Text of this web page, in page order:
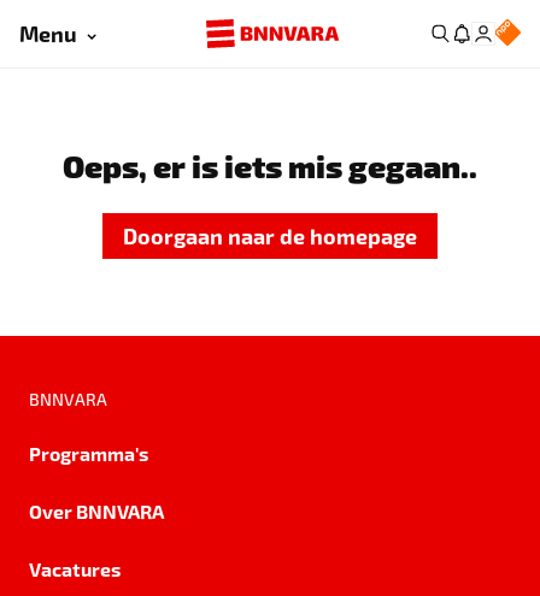
Menu
Oeps, er is iets mis gegaan..
Doorgaan naar de homepage
BNNVARA
Programma's
Over BNNVARA
Vacatures